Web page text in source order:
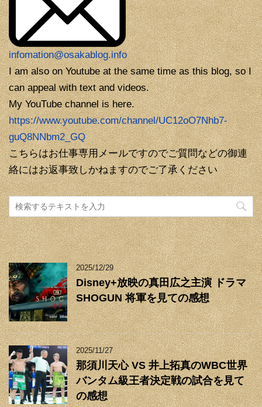
infomation@osakablog.info
I am also on Youtube at the same time as this blog, so I
can appeal with text and videos.
My YouTube channel is here.
https://www.youtube.com/channel/UC12oO7Nhb7-
guQ8NNbm2_GQ
こちらはお仕事専用メールですのでご質問などの御連
絡にはお返事致しかねますのでご了承ください
2025/12/29
Disney+放映の真田広之主演 ドラマ
SHOGUN 将軍を見ての感想
2025/11/27
那須川天心 VS 井上拓真のWBC世界
バンタム級王者決定戦の試合を見て
の感想